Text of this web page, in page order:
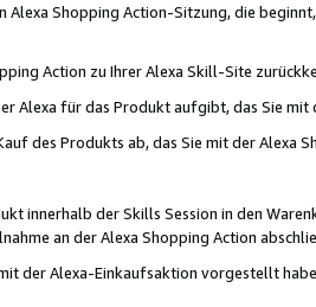
Shopping Action-Sitzung, die
Action zu Ihrer Alexa Skill-Site
Alexa für das Produkt aufgibt, das Sie mit
des Produkts ab, das Sie mit der Alexa
innerhalb der Skills Session in den
an der Alexa Shopping Action
der Alexa-Einkaufsaktion vorgestellt